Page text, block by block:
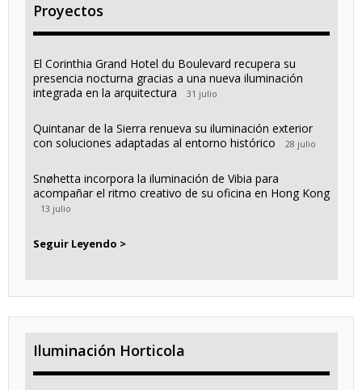
Proyectos
El Corinthia Grand Hotel du Boulevard recupera su
presencia nocturna gracias a una nueva iluminación
integrada en la arquitectura
31 julio
Quintanar de la Sierra renueva su iluminación exterior
con soluciones adaptadas al entorno histórico
28 julio
Snøhetta incorpora la iluminación de Vibia para
acompañar el ritmo creativo de su oficina en Hong Kong
13 julio
Seguir Leyendo >
Iluminación Horticola